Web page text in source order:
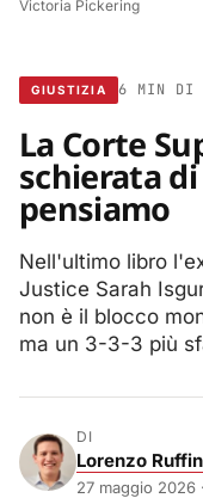
Victoria Pickering
GIUSTIZIA 6 MIN DI
La Corte
schierata
pensiamo
Nell'ultimo libro
Justice Sarah
non è il blocco
ma un 3-3-3 più
DI
Lorenzo
27 maggio 2026